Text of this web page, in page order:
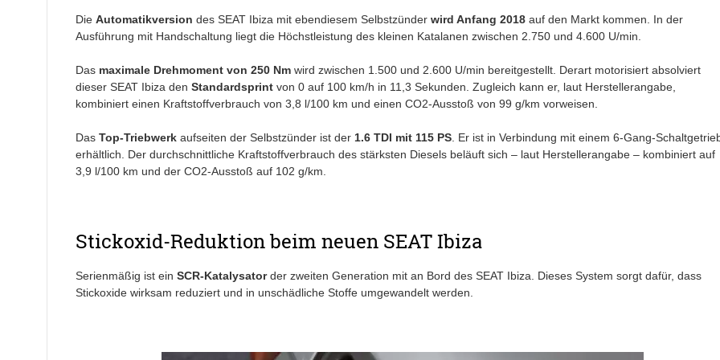
Die Automatikversion des SEAT Ibiza mit ebendiesem Selbstzünder wird Anfang 2018auf den Markt kommen. In der
Ausführung mit Handschaltung liegt die Höchstleistung des kleinen Katalanen zwischen 2.750 und 4.600 U/min.
Das maximale Drehmoment von 250 Nmwird zwischen 1.500 und 2.600 U/min bereitgestellt. Derart motorisiert absolviert
dieser SEAT Ibiza den Standardsprintvon 0 auf 100 km/h in 11,3 Sekunden. Zugleich kann er, laut Herstellerangabe,
kombiniert einen Kraftstoffverbrauch von 3,8 l/100 km und einen CO2-Ausstoß von 99 g/km vorweisen.
Das Top-Triebwerkaufseiten der Selbstzünder ist der 1.6 TDI mit 115 PS. Er ist in Verbindung mit einem 6-Gang-
erhältlich. Der durchschnittliche Kraftstoffverbrauch des stärksten Diesels beläuft sich – laut Herstellerangabe – kombiniert auf
3,9 l/100 km und der CO2-Ausstoß auf 102 g/km.
Stickoxid-Reduktion beim neuen SEAT Ibiza
Serienmäßig ist ein SCR-Katalysatorder zweiten Generation mit an Bord des SEAT Ibiza. Dieses System sorgt dafür, dass
Stickoxide wirksam reduziert und in unschädliche Stoffe umgewandelt werden.